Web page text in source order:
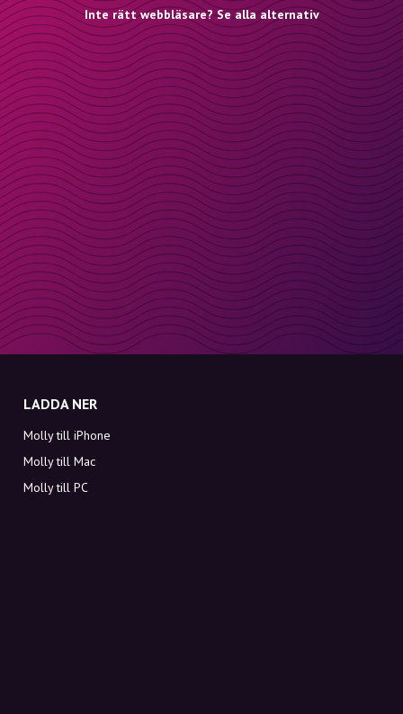
Inte rätt webbläsare? Se alla alternativ
LADDA NER
Molly till iPhone
Molly till Mac
Molly till PC